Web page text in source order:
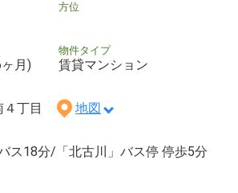
方位
月)
物件タイプ
賃貸マンション
４丁目 地図
ス18分/「北古川」バス停 停歩5分